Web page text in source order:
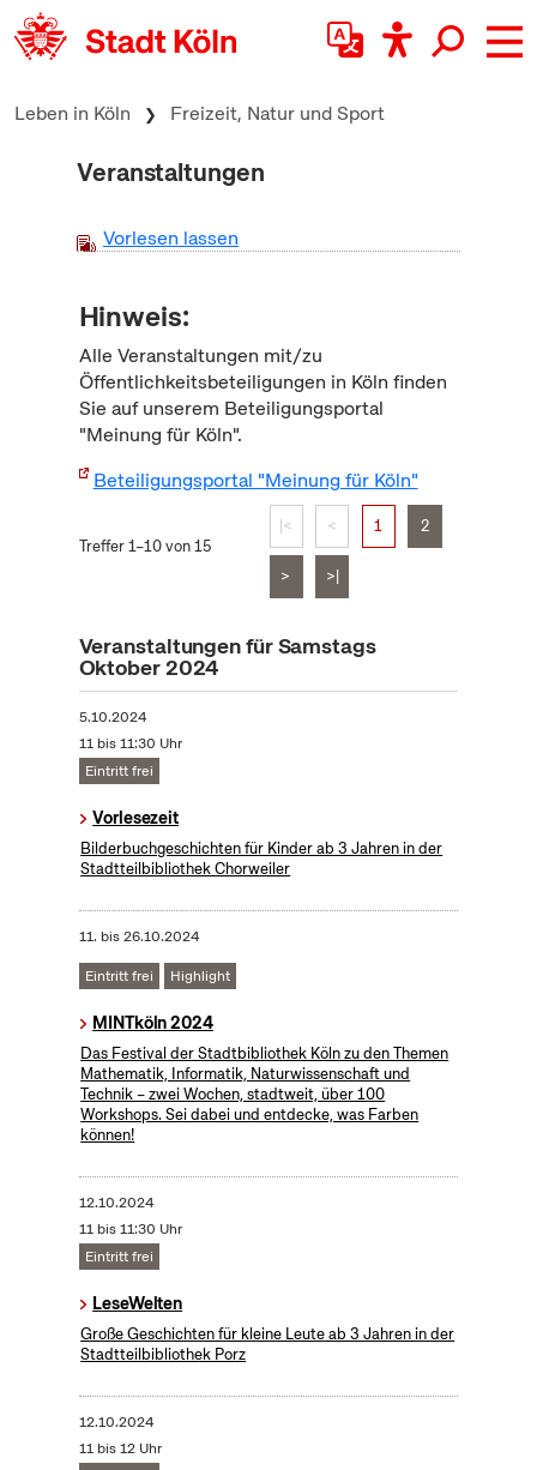
zum Inhalt springen
Leben in Köln Freizeit, Natur und Sport
Veranstaltungen
Vorlesen lassen
Hinweis:
Alle Veranstaltungen mit/zu
Öffentlichkeitsbeteiligungen in Köln finden
Sie auf unserem Beteiligungsportal
"Meinung für Köln".
Beteiligungsportal "Meinung für Köln"
Treffer 1–10 von 15
|< < 1 2
> >|
Veranstaltungen für Samstags
Oktober 2024
5.10.2024
11 bis 11:30 Uhr
Eintritt frei
Vorlesezeit
Bilderbuchgeschichten für Kinder ab 3 Jahren in der
Stadtteilbibliothek Chorweiler
11. bis26.10.2024
Eintritt frei Highlight
MINTköln 2024
Das Festival der Stadtbibliothek Köln zu den Themen
Mathematik, Informatik, Naturwissenschaft und
Technik – zwei Wochen, stadtweit, über 100
Workshops. Sei dabei und entdecke, was Farben
können!
12.10.2024
11 bis 11:30 Uhr
Eintritt frei
LeseWelten
Große Geschichten für kleine Leute ab 3 Jahren in der
Stadtteilbibliothek Porz
12.10.2024
11 bis 12 Uhr